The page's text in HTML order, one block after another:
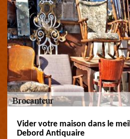
Vider votre maison dans le
Debord Antiquaire